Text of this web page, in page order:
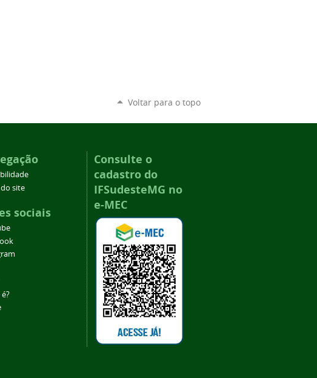
Voltar para o topo
site
sociais
Consulte o
cadastro do
IFSudesteMG no
e-MEC